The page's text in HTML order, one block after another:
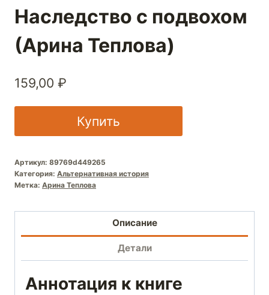
Наследство с подвохом
(Арина Теплова)
159,00 ₽
Купить
Артикул: 89769d449265
Категория: Альтернативная история
Метка: Арина Теплова
Описание
Детали
Аннотация к книге